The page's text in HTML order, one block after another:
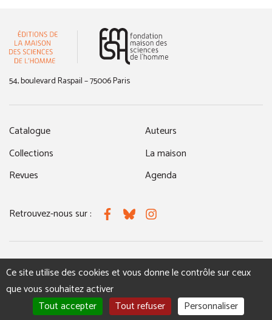
54, boulevard Raspail – 75006 Paris
Catalogue
Collections
Revues
Auteurs
La maison
Agenda
Retrouvez-nous sur : FacebookBlueskyInstagram
Ce site utilise des cookies et vous donne le contrôle sur ceux
que vous souhaitez activer
Tout accepter
Tout refuser Personnaliser